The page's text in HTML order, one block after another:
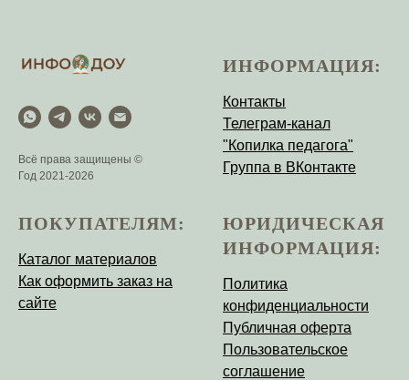
Всё права защищены ©
Год 2021-2026
ИНФОРМАЦИЯ:
Контакты
Телеграм-канал
"Копилка педагога"
Группа в ВКонтакте
ПОКУПАТЕЛЯМ:
Каталог материалов
Как оформить заказ на
сайте
ЮРИДИЧЕСКАЯ
ИНФОРМАЦИЯ:
Политика
конфиденциальности
Публичная оферта
Пользовательское
соглашение